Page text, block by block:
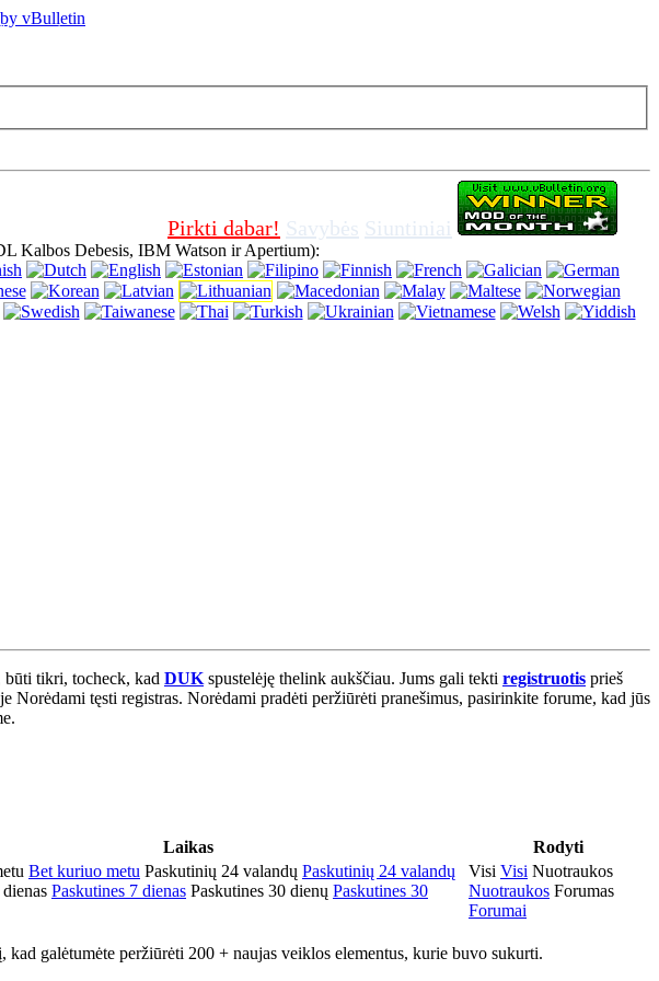
svetainę neišjungiant slapukus naršyklėje, reiškia, kad jūs sutinkate naudoti.
Pirkti dabar! Savybės Siuntiniai
Kalbos Debesis, IBM Watson ir Apertium):
būti tikri, tocheck, kad DUK spustelėję thelink aukščiau. Jums gali tekti registruotis prieš
Norėdami tęsti registras. Norėdami pradėti peržiūrėti pranešimus, pasirinkite forume, kad jūs
Laikas
Rodyti
Bet kuriuo metu Paskutinių 24 valandų Paskutinių 24 valandų
Paskutines 7 dienas Paskutines 30 dienų Paskutines 30
Visi Visi Nuotraukos
Nuotraukos Forumas
Forumai
galėtumėte peržiūrėti 200 + naujas veiklos elementus, kurie buvo sukurti.